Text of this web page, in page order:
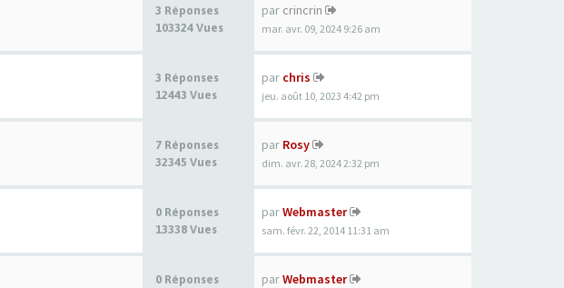
3 Réponses
103324 Vues
par crincrin
mar. avr. 09, 2024 9:26 am
3 Réponses
12443 Vues
par chris
jeu. août 10, 2023 4:42 pm
7 Réponses
32345 Vues
par Rosy
dim. avr. 28, 2024 2:32 pm
0 Réponses
13338 Vues
parWebmaster
sam. févr. 22, 2014 11:31 am
0 Réponses
parWebmaster